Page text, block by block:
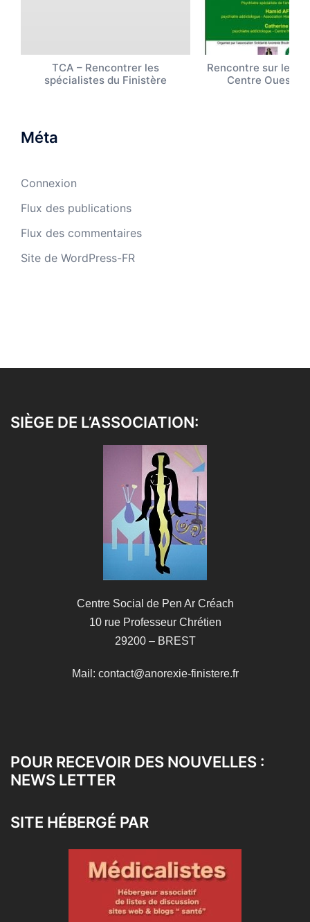
TCA – Rencontrer les
spécialistes du Finistère
Rencontre sur les
Centre Ouest
Méta
Connexion
Flux des publications
Flux des commentaires
Site de WordPress-FR
SIÈGE DE L’ASSOCIATION:
Centre Social de Pen Ar Créach
10 rue Professeur Chrétien
29200 – BREST
Mail: contact@anorexie-finistere.fr
POUR RECEVOIR DES NOUVELLES :
NEWS LETTER
SITE HÉBERGÉ PAR